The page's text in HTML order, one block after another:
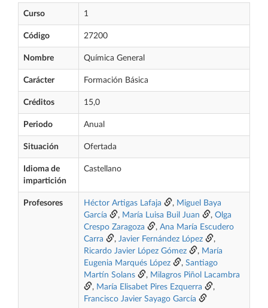
Curso 1
Código 27200
Nombre Química General
Carácter Formación Básica
Créditos 15,0
Periodo Anual
Situación Ofertada
Idioma de
impartición
Castellano
Profesores Héctor Artigas Lafaja , Miguel Baya
García
, María Luisa Buil Juan , Olga
Crespo Zaragoza
, Ana María Escudero
Carra
, Javier Fernández López
,
Ricardo Javier López Gómez
, María
Eugenia Marqués López
, Santiago
Martín Solans
, Milagros Piñol Lacambra
, María Elisabet Pires Ezquerra
,
Francisco Javier Sayago García